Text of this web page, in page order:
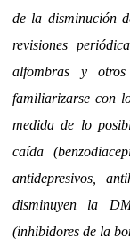
de la disminución
revisiones
alfombras y
familiarizarse con
medida de lo
caída
antidepresivos,
disminuyen la
(inhibidores de la